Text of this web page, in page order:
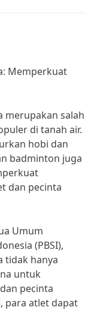
Memperkuat
merupakan salah
di tanah air.
hobi dan
badminton juga
dan pecinta
Umum
(PBSI),
tidak hanya
untuk
pecinta
para atlet dapat